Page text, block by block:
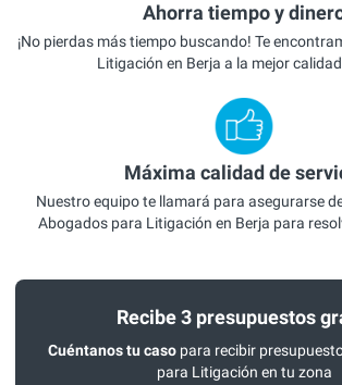
Ahorra tiempo y
¡No pierdas más tiempo buscando! Te
Litigación en Berja a la mejor
Máxima calidad de
Nuestro equipo te llamará para asegurarse
Abogados para Litigación en Berja para
Recibe 3 presupuestos
Cuéntanos tu casopara recibir
para Litigación en tu zona